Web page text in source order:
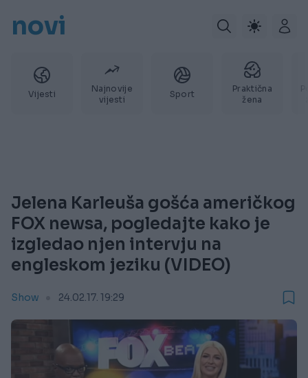
novi
Vijesti
Najnovije
vijesti
Sport
Praktična
žena
Jelena Karleuša gošća američkog
FOX newsa, pogledajte kako je
izgledao njen intervju na
engleskom jeziku (VIDEO)
Show 24.02.17. 19:29